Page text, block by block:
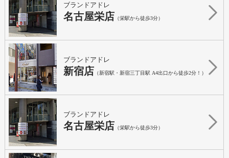
ブランドアドレ
名古屋栄店 （栄駅から徒歩3分）
ブランドアドレ
新宿店 （新宿駅・新宿三丁目駅 A4出口から徒歩2分！）
ブランドアドレ
名古屋栄店 （栄駅から徒歩3分）